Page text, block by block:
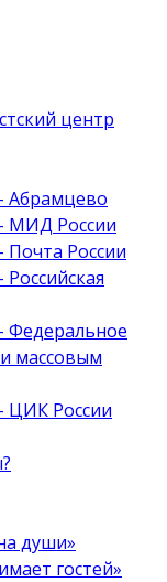
центр
Абрамцево
МИД России
Почта России
Федеральное
массовым
ЦИК России
души»
гостей»